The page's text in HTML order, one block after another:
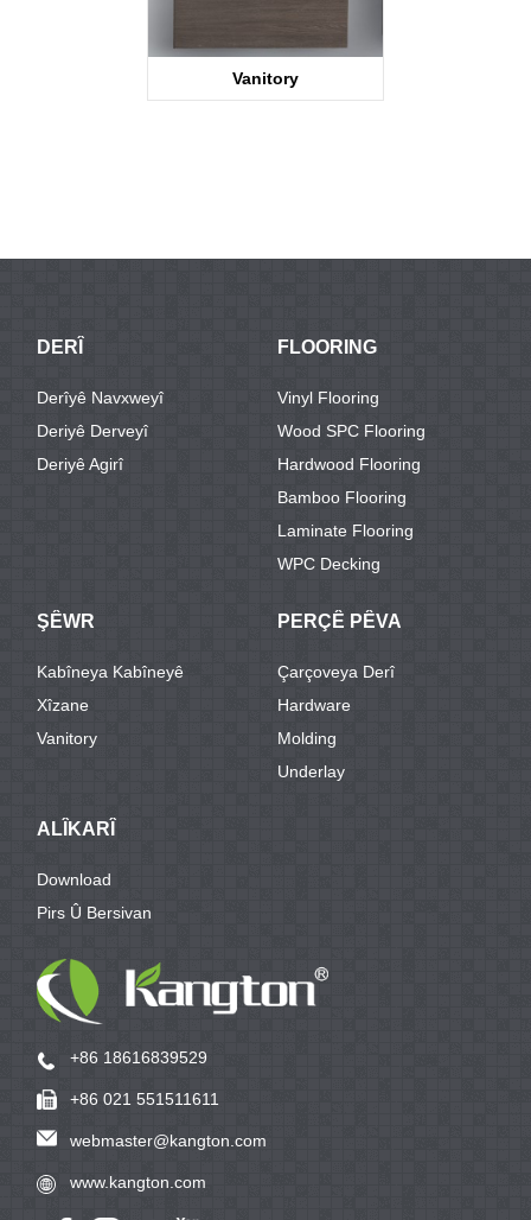
Vanitory
DERÎ
Derîyê Navxweyî
Deriyê Derveyî
Deriyê Agirî
FLOORING
Vinyl Flooring
Wood SPC Flooring
Hardwood Flooring
Bamboo Flooring
Laminate Flooring
WPC Decking
ŞÊWR
Kabîneya Kabîneyê
Xîzane
Vanitory
PERÇÊ PÊVA
Çarçoveya Derî
Hardware
Molding
Underlay
ALÎKARÎ
Download
Pirs Û Bersivan
+86 18616839529
+86 021 551511611
webmaster@kangton.com
www.kangton.com